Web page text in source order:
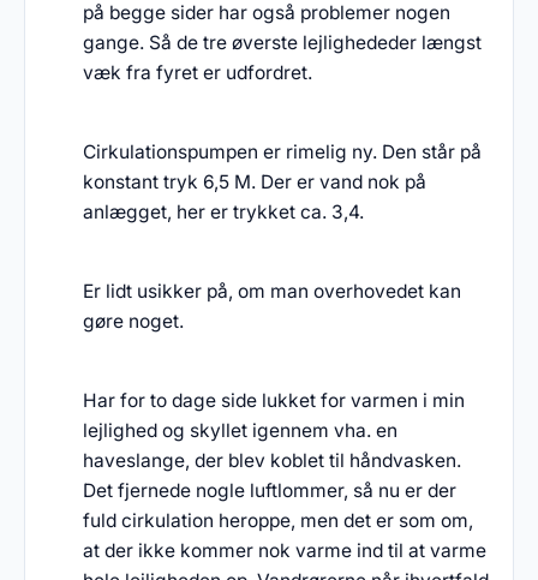
på begge sider har også problemer nogen
gange. Så de tre øverste lejlighededer længst
væk fra fyret er udfordret.
Cirkulationspumpen er rimelig ny. Den står på
konstant tryk 6,5 M. Der er vand nok på
anlægget, her er trykket ca. 3,4.
Er lidt usikker på, om man overhovedet kan
gøre noget.
Har for to dage side lukket for varmen i min
lejlighed og skyllet igennem vha. en
haveslange, der blev koblet til håndvasken.
Det fjernede nogle luftlommer, så nu er der
fuld cirkulation heroppe, men det er som om,
at der ikke kommer nok varme ind til at varme